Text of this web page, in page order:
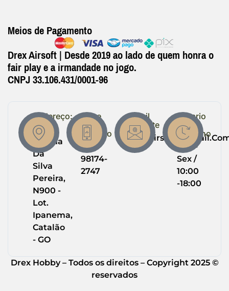
Meios de Pagamento
Drex Airsoft | Desde 2019 ao lado de quem honra o
fair play e a irmandade no jogo.
CNPJ 33.106.431/0001-96
Endereço:
R.
Helena
Da
Silva
Pereira,
N900 -
Lot.
Ipanema,
Catalão
- GO
Entre
em
Contato
(64)
98174-
2747
Email
Suporte
Horario
de
Trabalho
Seg -
Sex /
10:00
-18:00
Drex Hobby – Todos os direitos – Copyright 2025 ©
reservados